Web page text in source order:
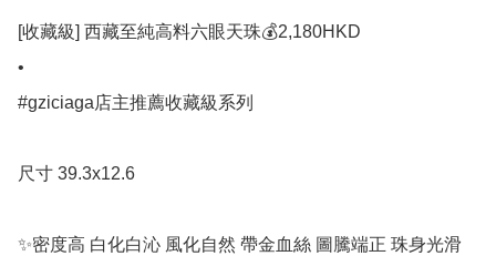
[收藏級] 西藏至純高料六眼天珠💰2,180HKD
•
#gziciaga店主推薦收藏級系列
尺寸 39.3x12.6
✨密度高 白化白沁 風化自然 帶金血絲 圖騰端正 珠身光滑